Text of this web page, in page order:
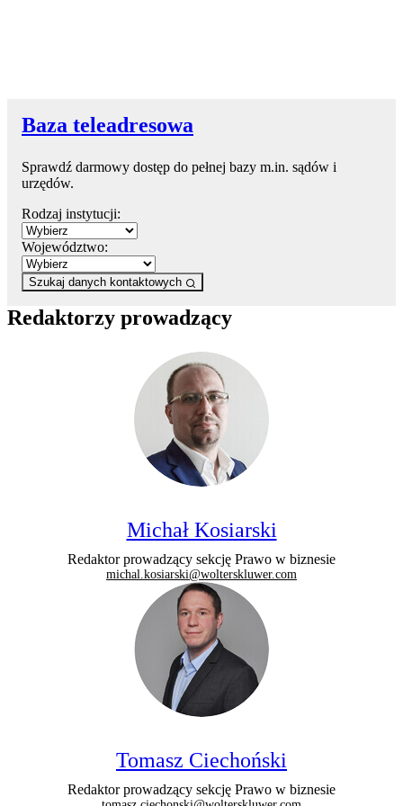
Baza teleadresowa
Sprawdź darmowy dostęp do pełnej bazy m.in. sądów i
urzędów.
Rodzaj instytucji:
Województwo:
Szukaj danych kontaktowych
Redaktorzy prowadzący
Michał Kosiarski
Redaktor prowadzący sekcję Prawo w biznesie
michal.kosiarski@wolterskluwer.com
Tomasz Ciechoński
Redaktor prowadzący sekcję Prawo w biznesie